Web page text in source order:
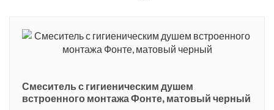
Смеситель с гигиеническим душем
встроенного монтажа Фонте, матовый черный